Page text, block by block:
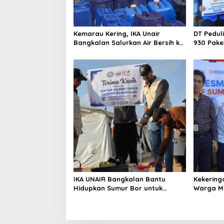
i
o
n
Kemarau Kering, IKA Unair
Bangkalan Salurkan Air Bersih ke
DT
930
IKA UNAIR Bangkalan Bantu
Hidupkan Sumur Bor untuk
Warga